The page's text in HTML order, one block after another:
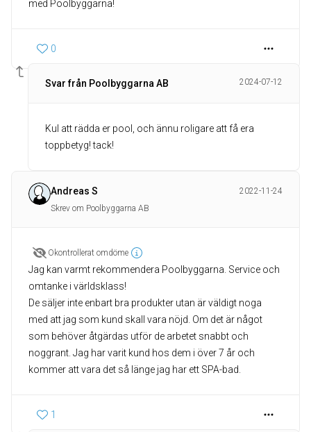
0
Svar från Poolbyggarna AB 2024-07-12
Kul att rädda er pool, och ännu roligare att få era
toppbetyg! tack!
Andreas S
2022-11-24
Skrev om Poolbyggarna AB
Okontrollerat omdöme
Jag kan varmt rekommendera Poolbyggarna. Service och
omtanke i världsklass!
De säljer inte enbart bra produkter utan är väldigt noga
med att jag som kund skall vara nöjd. Om det är något
som behöver åtgärdas utför de arbetet snabbt och
noggrant. Jag har varit kund hos dem i över 7 år och
kommer att vara det så länge jag har ett SPA-bad.
1